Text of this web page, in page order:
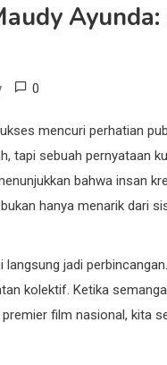
0
mencuri perhatian
tapi sebuah pernyataan
bahwa insan
hanya menarik dari
langsung jadi
kolektif. Ketika
film nasional, kita